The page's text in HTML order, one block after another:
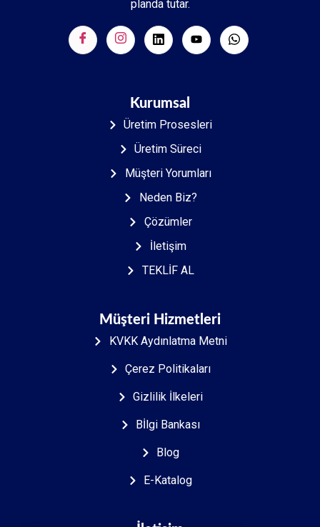
planda tutar.
Kurumsal
Üretim Prosesleri
Üretim Süreci
Müşteri Yorumları
Neden Biz?
Çözümler
İletişim
TEKLİF AL
Müşteri Hizmetleri
KVKK Aydınlatma Metni
Çerez Politikaları
Gizlilik İlkeleri
Bİlgi Bankası
Blog
E-Katalog